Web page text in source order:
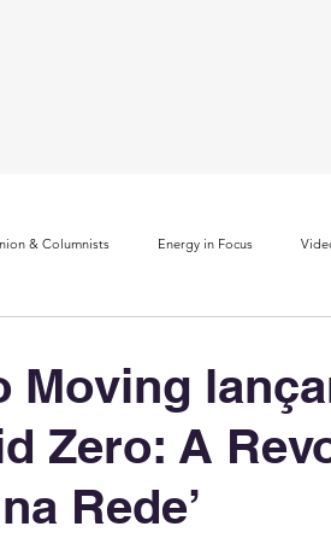
& Columnists Energy in Focus
& ESG Index
Policy Brand Perception
Moving
Zero: A
Rede’